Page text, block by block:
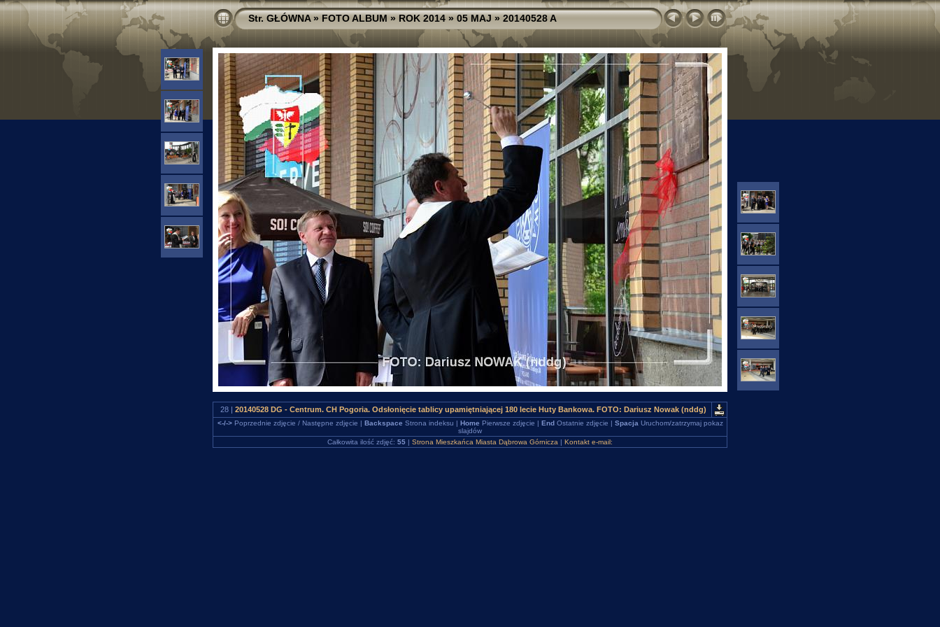
Str. GŁÓWNA»FOTO ALBUM»ROK 2014»05 MAJ»20140528 A
28 | 20140528 DG - Centrum. CH Pogoria. Odsłonięcie tablicy upamiętniającej 180 lecie Huty Bankowa. FOTO: Dariusz Nowak (nddg)
<-/->Poprzednie zdjęcie / Następne zdjęcie | Backspace Strona indeksu | Home Pierwsze zdjęcie | EndOstatnie zdjęcie | Spacja Uruchom/zatrzymaj pokaz
slajdów
Całkowita ilość zdjęć: 55 | Strona Mieszkańca Miasta Dąbrowa Górnicza | Kontakt e-mail: